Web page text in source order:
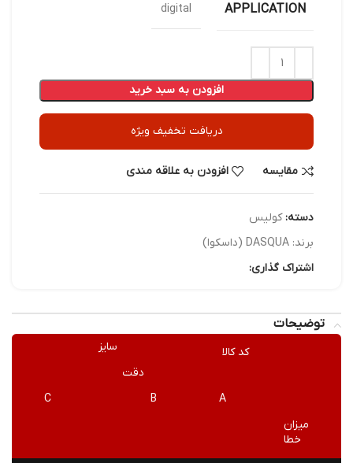
APPLICATION
digital
افزودن به سبد خرید
دریافت تخفیف ویژه
مقایسه افزودن به علاقه مندی
دسته: کولیس
برند: DASQUA (داسکوا)
اشتراک گذاری:
توضیحات
کد کالا
سایز
دقت
A
B
C
میزان
خطا